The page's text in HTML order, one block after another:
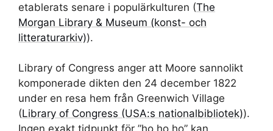
etablerats senare i populärkulturen (The
Morgan Library & Museum (konst- och
litteraturarkiv)).
Library of Congress anger att Moore sannolikt
komponerade dikten den 24 december 1822
under en resa hem från Greenwich Village
(Library of Congress (USA:s nationalbibliotek)).
Ingen exakt tidpunkt för ”ho ho ho” kan